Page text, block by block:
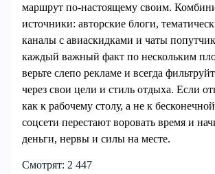
маршрут по‑настоящему своим.
источники: авторские блоги,
каналы с авиаскидками и чаты
каждый важный факт по нескольким
верьте слепо рекламе и всегда
через свои цели и стиль отдыха. Если
как к рабочему столу, а не к
соцсети перестают воровать время и
деньги, нервы и силы на месте.
Смотрят: 2 447